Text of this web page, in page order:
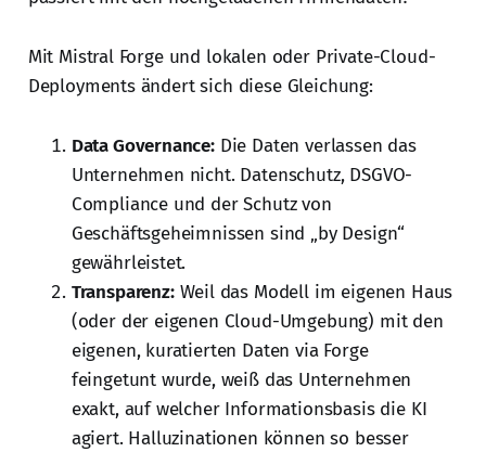
Mit Mistral Forge und lokalen oder Private-Cloud-
Deployments ändert sich diese Gleichung:
Data Governance:Die Daten verlassen das
Unternehmen nicht. Datenschutz, DSGVO-
Compliance und der Schutz von
Geschäftsgeheimnissen sind „by Design“
gewährleistet.
Transparenz:Weil das Modell im eigenen Haus
(oder der eigenen Cloud-Umgebung) mit den
eigenen, kuratierten Daten via Forge
feingetunt wurde, weiß das Unternehmen
exakt, auf welcher Informationsbasis die KI
agiert. Halluzinationen können so besser